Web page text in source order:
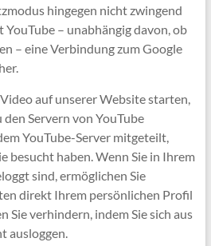
hingegen nicht zwingend
YouTube – unabhängig davon, ob
– eine Verbindung zum Google
auf unserer Website starten,
Servern von YouTube
YouTube-Server mitgeteilt,
besucht haben. Wenn Sie in Ihrem
sind, ermöglichen Sie
direkt Ihrem persönlichen Profil
Sie verhindern, indem Sie sich aus
ausloggen.